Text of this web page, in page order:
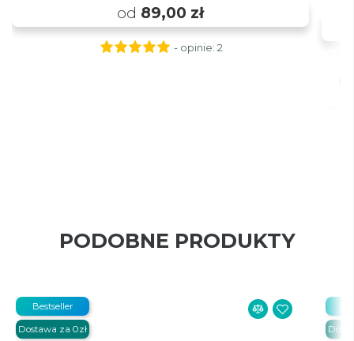
od 89,00 zł
- opinie: 2
PODOBNE PRODUKTY
Bestseller
Dostawa za 0zł